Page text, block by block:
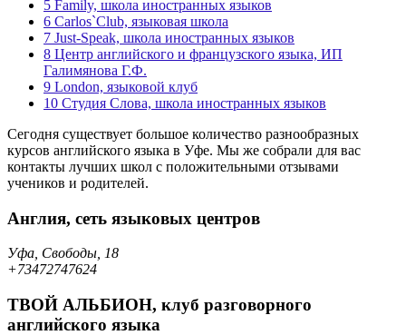
5 Family, школа иностранных языков
6 Carlos`Club, языковая школа
7 Just-Speak, школа иностранных языков
8 Центр английского и французского языка, ИП
Галимянова Г.Ф.
9 London, языковой клуб
10 Студия Слова, школа иностранных языков
Сегодня существует большое количество разнообразных
курсов английского языка в Уфе. Мы же собрали для вас
контакты лучших школ с положительными отзывами
учеников и родителей.
Англия, сеть языковых центров
Уфа, Свободы, 18
+73472747624
ТВОЙ АЛЬБИОН, клуб разговорного
английского языка